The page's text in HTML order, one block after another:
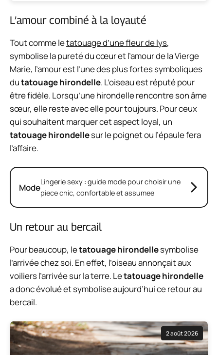
L’amour combiné à la loyauté
Tout comme letatouage d’une fleur de lys,
symbolise la pureté du cœur et l’amour de la Vierge
Marie, l’amour est l’une des plus fortes symboliques
dutatouage hirondelle. L’oiseau est réputé pour
être fidèle. Lorsqu’une hirondelle rencontre son âme
sœur, elle reste avec elle pour toujours. Pour ceux
qui souhaitent marquer cet aspect loyal, un
tatouage hirondellesur le poignet ou l’épaule fera
l’affaire.
ModeLingerie sexy : guide mode pour choisir une
piece chic, confortable et assumee
Un retour au bercail
Pour beaucoup, letatouage hirondellesymbolise
l’arrivée chez soi. En effet, l’oiseau annonçait aux
voiliers l’arrivée sur la terre. Letatouage hirondelle
a donc évolué et symbolise aujourd’hui ce retour au
bercail.
2 août 2026